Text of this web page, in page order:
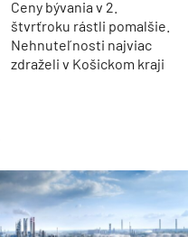
Ceny bývania v 2.
štvrťroku rástli pomalšie.
Nehnuteľnosti najviac
zdraželi v Košickom kraji